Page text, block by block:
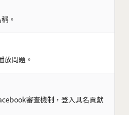
。
放問題。
審查機制，登入具名貢獻